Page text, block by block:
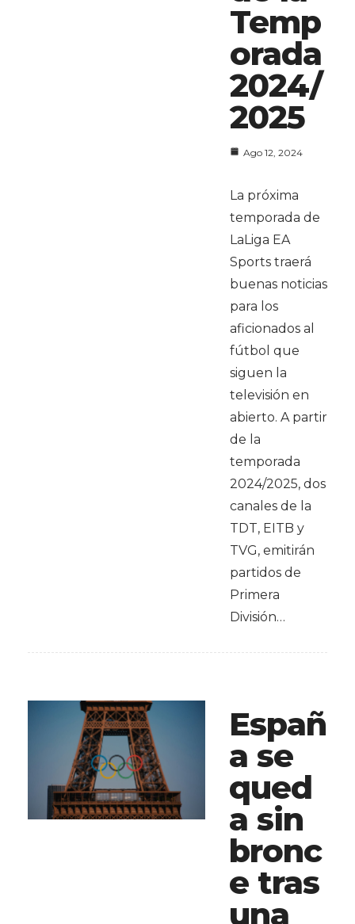
Temp
orada
2024/
2025
Ago 12, 2024
La próxima
temporada de
LaLiga EA
Sports traerá
buenas noticias
para los
aficionados al
fútbol que
siguen la
televisión en
abierto. A partir
de la
temporada
2024/2025, dos
canales de la
TDT, EITB y
TVG, emitirán
partidos de
Primera
División…
Españ
a se
qued
a sin
bronc
e tras
una